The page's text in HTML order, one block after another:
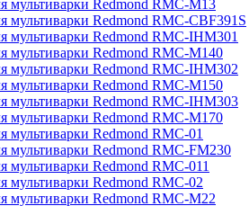
мультиварки Redmond RMC-M13
мультиварки Redmond RMC-CBF391S
мультиварки Redmond RMC-IHM301
мультиварки Redmond RMC-M140
мультиварки Redmond RMC-IHM302
мультиварки Redmond RMC-M150
мультиварки Redmond RMC-IHM303
мультиварки Redmond RMC-M170
мультиварки Redmond RMC-01
мультиварки Redmond RMC-FM230
мультиварки Redmond RMC-011
мультиварки Redmond RMC-02
мультиварки Redmond RMC-M22